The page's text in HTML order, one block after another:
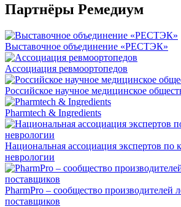
Партнёры Ремедиум
Выставочное объединение «РЕСТЭК»
Ассоциация ревмоортопедов
Российское научное медицинское
Pharmtech & Ingredients
Национальная ассоциация экспертов по
неврологии
PharmPro – сообщество производителей
поставщиков